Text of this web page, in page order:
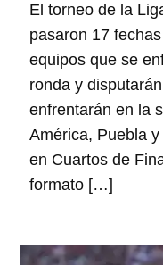
El torneo de la
pasaron 17
equipos que se
ronda y
enfrentarán en la
América, Puebla
en Cuartos de
formato […]